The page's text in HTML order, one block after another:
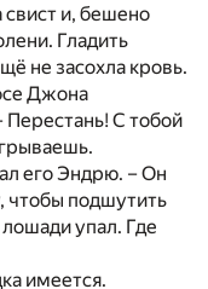
свист и, бешено
Гладить
не засохла кровь.
Джона
Перестань! С тобой
его Эндрю. – Он
чтобы подшутить
упал. Где
имеется.